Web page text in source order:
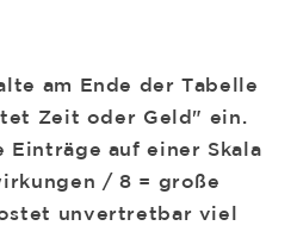
am Ende der Tabelle
Zeit oder Geld" ein.
Einträge auf einer Skala
/ 8 = große
unvertretbar viel